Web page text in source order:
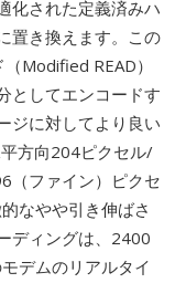
化された定義済みハ
置き換えます。この
Modified READ）
としてエンコードす
ジに対してより良い
方向204ピクセル/
（ファイン）ピクセ
なやや引き伸ばさ
ディングは、2400
デムのリアルタイ